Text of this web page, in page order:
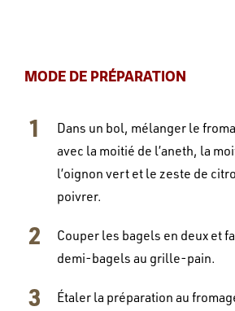
MODE DE PRÉPARATION
Dans un bol, mélanger le
avec la moitié de l’aneth, la
l’oignon vert et le zeste de
poivrer.
Couper les bagels en deux et
demi-bagels au grille-pain.
Étaler la préparation au